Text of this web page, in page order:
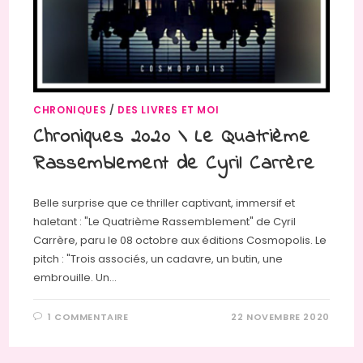
CHRONIQUES / DES LIVRES ET MOI
Chroniques 2020 \ Le Quatrième
Rassemblement de Cyril Carrère
Belle surprise que ce thriller captivant, immersif et
haletant : "Le Quatrième Rassemblement" de Cyril
Carrère, paru le 08 octobre aux éditions Cosmopolis. Le
pitch : "Trois associés, un cadavre, un butin, une
embrouille. Un…
1 COMMENTAIRE 22 NOVEMBRE 2020